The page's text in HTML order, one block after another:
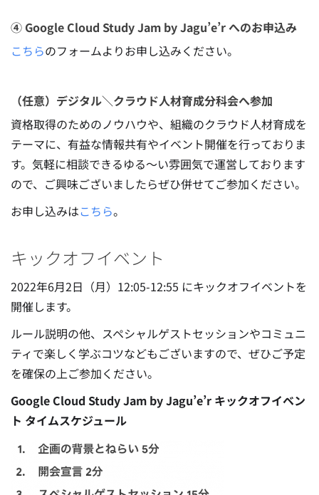
④ Google Cloud Study Jam by Jagu’e’r へのお申込み
こちらのフォームよりお申し込みください。
（任意）デジタル＼クラウド人材育成分科会へ参加
資格取得のためのノウハウや、組織のクラウド人材育成を
テーマに、有益な情報共有やイベント開催を行っておりま
す。気軽に相談できるゆる〜い雰囲気で運営しております
ので、ご興味ございましたらぜひ併せてご参加ください。
お申し込みはこちら。
キックオフイベント
2022年6月2日（月）12:05-12:55 にキックオフイベントを
開催します。
ルール説明の他、スペシャルゲストセッションやコミュニ
ティで楽しく学ぶコツなどもございますので、ぜひご予定
を確保の上ご参加ください。
Google Cloud Study Jam by Jagu’e’r キックオフイベン
ト タイムスケジュール